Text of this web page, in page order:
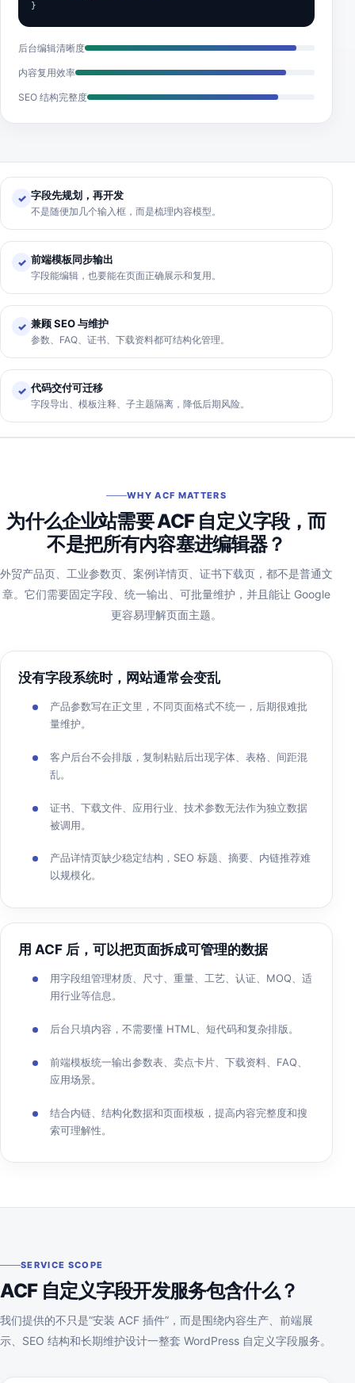
}
后台编辑清晰度
内容复用效率
SEO 结构完整度
✓ 字段先规划，再开发
不是随便加几个输入框，而是梳理内容模型。
✓ 前端模板同步输出
字段能编辑，也要能在页面正确展示和复用。
✓ 兼顾 SEO 与维护
参数、FAQ、证书、下载资料都可结构化管理。
✓ 代码交付可迁移
字段导出、模板注释、子主题隔离，降低后期风险。
WHY ACF MATTERS
为什么企业站需要 ACF 自定义字段，而
不是把所有内容塞进编辑器？
外贸产品页、工业参数页、案例详情页、证书下载页，都不是普通文
章。它们需要固定字段、统一输出、可批量维护，并且能让 Google
更容易理解页面主题。
没有字段系统时，网站通常会变乱
产品参数写在正文里，不同页面格式不统一，后期很难批
量维护。
客户后台不会排版，复制粘贴后出现字体、表格、间距混
乱。
证书、下载文件、应用行业、技术参数无法作为独立数据
被调用。
产品详情页缺少稳定结构，SEO 标题、摘要、内链推荐难
以规模化。
用 ACF 后，可以把页面拆成可管理的数据
用字段组管理材质、尺寸、重量、工艺、认证、MOQ、适
用行业等信息。
后台只填内容，不需要懂 HTML、短代码和复杂排版。
前端模板统一输出参数表、卖点卡片、下载资料、FAQ、
应用场景。
结合内链、结构化数据和页面模板，提高内容完整度和搜
索可理解性。
SERVICE SCOPE
ACF 自定义字段开发服务包含什么？
我们提供的不只是“安装 ACF 插件”，而是围绕内容生产、前端展
示、SEO 结构和长期维护设计一整套 WordPress 自定义字段服务。